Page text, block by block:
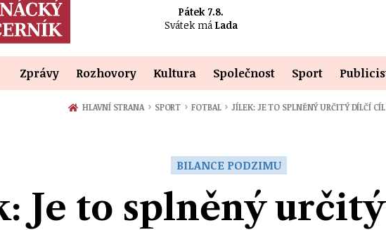
Pátek 7.8.
Svátek má Lada
Zprávy Rozhovory Kultura Společnost Sport
HLAVNÍ STRANA › SPORT › FOTBAL › JÍLEK: JE TO SPLNĚNÝ URČITÝ DÍLČÍ CÍL
BILANCE PODZIMU
Je to splněný